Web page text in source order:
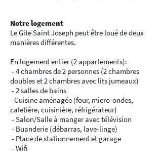
Notre logement
Le Gite Saint Joseph peut être loué de deux
manières différentes.
En logement entier (2 appartements):
- 4 chambres de 2 personnes (2 chambres
doubles et 2 chambres avec lits jumeaux)
- 2 salles de bains
- Cuisine aménagée (four, micro-ondes,
cafetière, cuisinière, réfrigérateur)
- Salon/Salle à manger avec télévision
- Buanderie (débarras, lave-linge)
- Place de stationnement et garage
- Wifi